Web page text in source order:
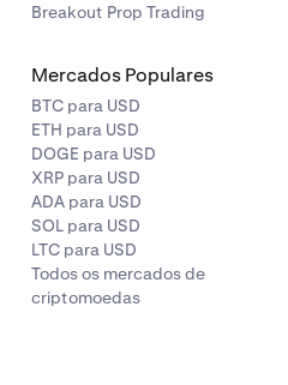
continuar.
seguido de sua CLABE.
vinculadas ao seu
Breakout Prop Trading
Mercados Populares
BTC para USD
ETH para USD
DOGE para USD
XRP para USD
ADA para USD
SOL para USD
LTC para USD
Todos os mercados de
criptomoedas